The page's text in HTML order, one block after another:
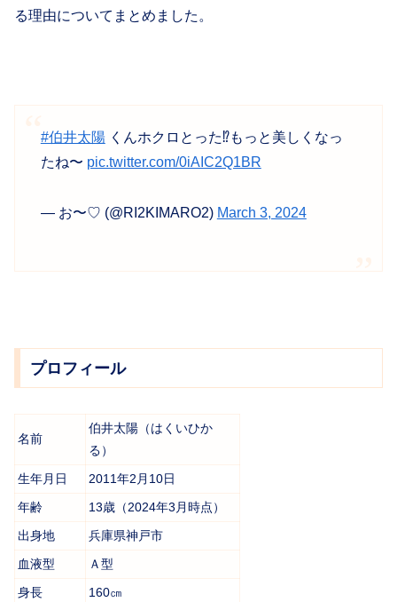
る理由についてまとめました。
#伯井太陽くんホクロとった⁉️もっと美しくなっ
たね〜 pic.twitter.com/0iAIC2Q1BR
— お〜♡ (@RI2KIMARO2) March 3, 2024
プロフィール
名前
伯井太陽（はくいひか
る）
生年月日
2011年2月10日
年齢
13歳（2024年3月時点）
出身地
兵庫県神戸市
血液型
Ａ型
身長
160㎝